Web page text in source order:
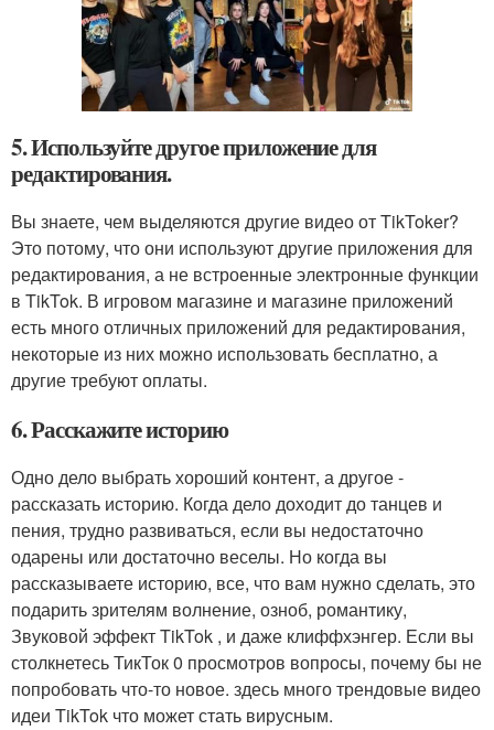
5. Используйте другое приложение для
редактирования.
Вы знаете, чем выделяются другие видео от TikToker?
Это потому, что они используют другие приложения для
редактирования, а не встроенные электронные функции
в TikTok. В игровом магазине и магазине приложений
есть много отличных приложений для редактирования,
некоторые из них можно использовать бесплатно, а
другие требуют оплаты.
6. Расскажите историю
Одно дело выбрать хороший контент, а другое -
рассказать историю. Когда дело доходит до танцев и
пения, трудно развиваться, если вы недостаточно
одарены или достаточно веселы. Но когда вы
рассказываете историю, все, что вам нужно сделать, это
подарить зрителям волнение, озноб, романтику,
Звуковой эффект TikTok , и даже клиффхэнгер. Если вы
столкнетесь ТикТок 0 просмотров вопросы, почему бы не
попробовать что-то новое. здесь много трендовые видео
идеи TikTok что может стать вирусным.